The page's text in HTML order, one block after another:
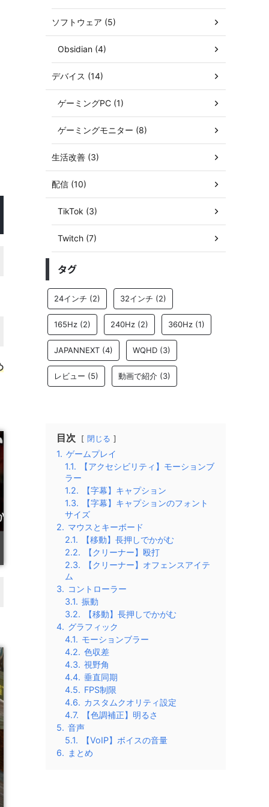
ソフトウェア (5)
Obsidian (4)
デバイス (14)
ゲーミングPC (1)
ゲーミングモニター (8)
生活改善 (3)
配信 (10)
TikTok (3)
Twitch (7)
タグ
24インチ (2) 32インチ (2)
165Hz (2) 240Hz (2) 360Hz (1)
JAPANNEXT (4) WQHD (3)
レビュー (5) 動画で紹介 (3)
目次 閉じる
1. ゲームプレイ
1.1.
【アクセシビリティ】モーションブ
ラー
1.2.
【字幕】キャプション
1.3.
【字幕】キャプションのフォント
サイズ
2. マウスとキーボード
2.1.
【移動】長押しでかがむ
2.2.
【クリーナー】殴打
2.3.
【クリーナー】オフェンスアイテ
ム
3. コントローラー
3.1. 振動
3.2.
【移動】長押しでかがむ
4. グラフィック
4.1. モーションブラー
4.2. 色収差
4.3. 視野角
4.4. 垂直同期
4.5. FPS制限
4.6. カスタムクオリティ設定
4.7.
【色調補正】明るさ
5. 音声
5.1.
【VoIP】ボイスの音量
6. まとめ